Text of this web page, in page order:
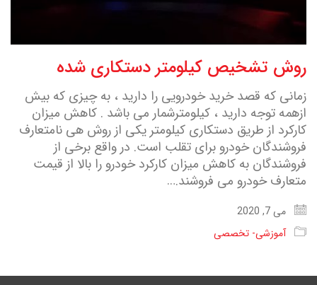
روش تشخیص کیلومتر دستکاری شده
زمانی که قصد خرید خودرویی را دارید ، به چیزی که بیش
ازهمه توجه دارید ، کیلومترشمار می باشد . کاهش میزان
کارکرد از طریق دستکاری کیلومتر یکی از روش هی نامتعارف
فروشندگان خودرو برای تقلب است. در واقع برخی از
فروشندگان به کاهش میزان کارکرد خودرو را بالا از قیمت
متعارف خودرو می فروشند.…
می 7, 2020
آموزشی- تخصصی